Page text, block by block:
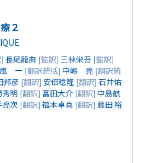
２
長尾龍典 [監訳] 三林栄吾 [監訳]
一 [翻訳統括] 中嶋 亮 [翻訳統
邦彦 [翻訳] 安倍稔隆 [翻訳] 石井佑
秀明 [翻訳] 富田大介 [翻訳] 中島航
亮次 [翻訳] 福本卓真 [翻訳] 藤田 裕